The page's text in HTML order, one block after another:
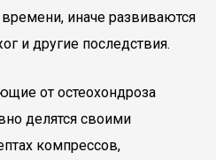
иначе развиваются
и другие последствия.
от остеохондроза
делятся своими
компрессов,